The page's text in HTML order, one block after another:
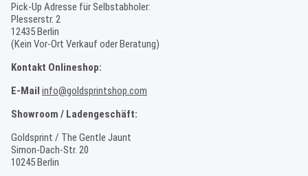
Pick-Up Adresse für Selbstabholer:
Plesserstr. 2
12435 Berlin
(Kein Vor-Ort Verkauf oder Beratung)
Kontakt Onlineshop:
E-Mail info@goldsprintshop.com
Showroom / Ladengeschäft:
Goldsprint / The Gentle Jaunt
Simon-Dach-Str. 20
10245 Berlin